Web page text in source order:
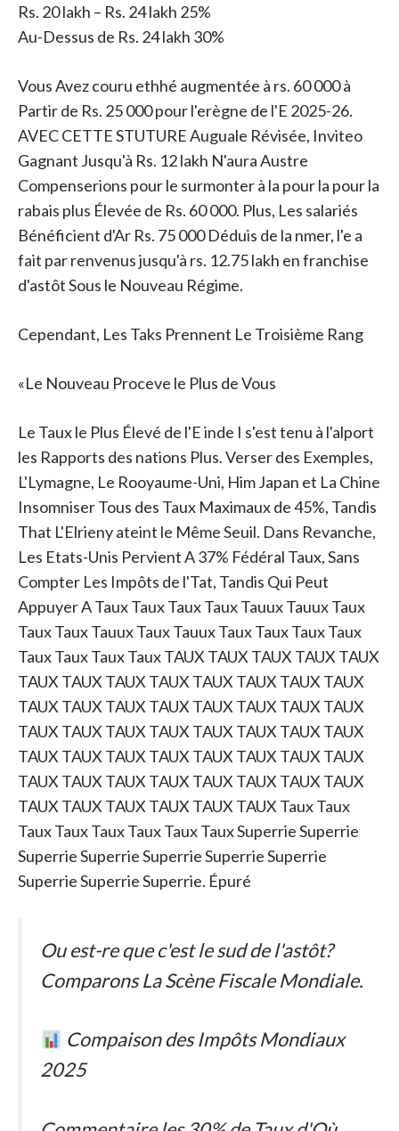
Rs. 20 lakh – Rs. 24 lakh 25%
Au-Dessus de Rs. 24 lakh 30%
Vous Avez couru ethhé augmentée à rs. 60 000 à
Partir de Rs. 25 000 pour l'erègne de l'E 2025-26.
AVEC CETTE STUTURE Auguale Révisée, Inviteo
Gagnant Jusqu'à Rs. 12 lakh N'aura Austre
Compenserions pour le surmonter à la pour la pour la
rabais plus Élevée de Rs. 60 000. Plus, Les salariés
Bénéficient d'Ar Rs. 75 000 Déduis de la nmer, l'e a
fait par renvenus jusqu'à rs. 12.75 lakh en franchise
d'astôt Sous le Nouveau Régime.
Cependant, Les Taks Prennent Le Troisième Rang
«Le Nouveau Proceve le Plus de Vous
Le Taux le Plus Élevé de l'E inde I s'est tenu à l'alport
les Rapports des nations Plus. Verser des Exemples,
L'Lymagne, Le Rooyaume-Uni, Him Japan et La Chine
Insomniser Tous des Taux Maximaux de 45%, Tandis
That L'Elrieny ateint le Même Seuil. Dans Revanche,
Les Etats-Unis Pervient A 37% Fédéral Taux, Sans
Compter Les Impôts de l'Tat, Tandis Qui Peut
Appuyer A Taux Taux Taux Taux Tauux Tauux Taux
Taux Taux Tauux Taux Tauux Taux Taux Taux Taux
Taux Taux Taux Taux TAUX TAUX TAUX TAUX TAUX
TAUX TAUX TAUX TAUX TAUX TAUX TAUX TAUX
TAUX TAUX TAUX TAUX TAUX TAUX TAUX TAUX
TAUX TAUX TAUX TAUX TAUX TAUX TAUX TAUX
TAUX TAUX TAUX TAUX TAUX TAUX TAUX TAUX
TAUX TAUX TAUX TAUX TAUX TAUX TAUX TAUX
TAUX TAUX TAUX TAUX TAUX TAUX Taux Taux
Taux Taux Taux Taux Taux Taux Superrie Superrie
Superrie Superrie Superrie Superrie Superrie
Superrie Superrie Superrie. Épuré
Ou est-re que c'est le sud de l'astôt?
Comparons La Scène Fiscale Mondiale.
Compaison des Impôts Mondiaux
2025